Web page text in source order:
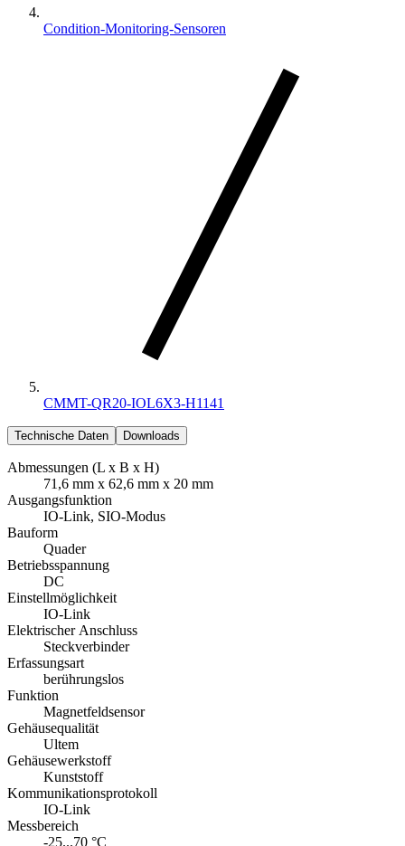
Condition-Monitoring-Sensoren
CMMT-QR20-IOL6X3-H1141
Technische Daten Downloads
Abmessungen (L x B x H)
71,6 mm x 62,6 mm x 20 mm
Ausgangsfunktion
IO-Link, SIO-Modus
Bauform
Quader
Betriebsspannung
DC
Einstellmöglichkeit
IO-Link
Elektrischer Anschluss
Steckverbinder
Erfassungsart
berührungslos
Funktion
Magnetfeldsensor
Gehäusequalität
Ultem
Gehäusewerkstoff
Kunststoff
Kommunikationsprotokoll
IO-Link
Messbereich
-25...70 °C